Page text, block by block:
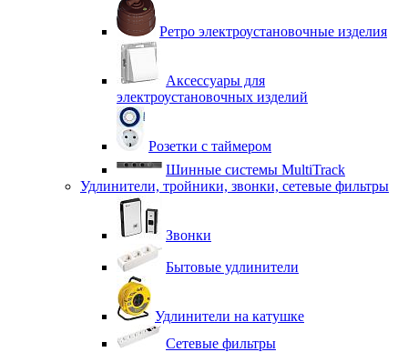
Ретро электроустановочные изделия
Аксессуары для
электроустановочных изделий
Розетки с таймером
Шинные системы MultiTrack
Удлинители, тройники, звонки, сетевые фильтры
Звонки
Бытовые удлинители
Удлинители на катушке
Сетевые фильтры